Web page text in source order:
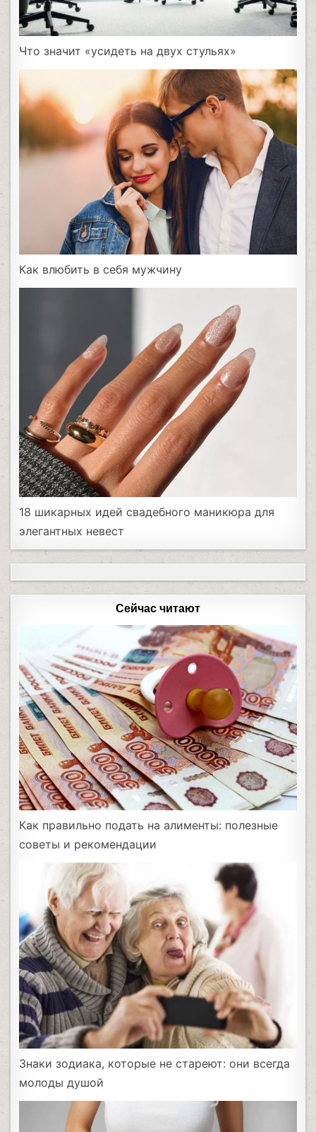
Что значит «усидеть на двух стульях»
Как влюбить в себя мужчину
18 шикарных идей свадебного маникюра для
элегантных невест
Сейчас читают
Как правильно подать на алименты: полезные
советы и рекомендации
Знаки зодиака, которые не стареют: они всегда
молоды душой